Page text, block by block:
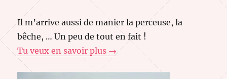
Il m’arrive aussi de manier la perceuse, la
bêche, … Un peu de tout en fait !
Tu veux en savoir plus →